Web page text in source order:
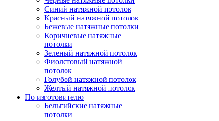
Синий натяжной потолок
Красный натяжной потолок
Бежевые натяжные потолки
Коричневые натяжные
потолки
Зеленый натяжной потолок
Фиолетовый натяжной
потолок
Голубой натяжной потолок
Желтый натяжной потолок
По изготовителю
Бельгийские натяжные
потолки